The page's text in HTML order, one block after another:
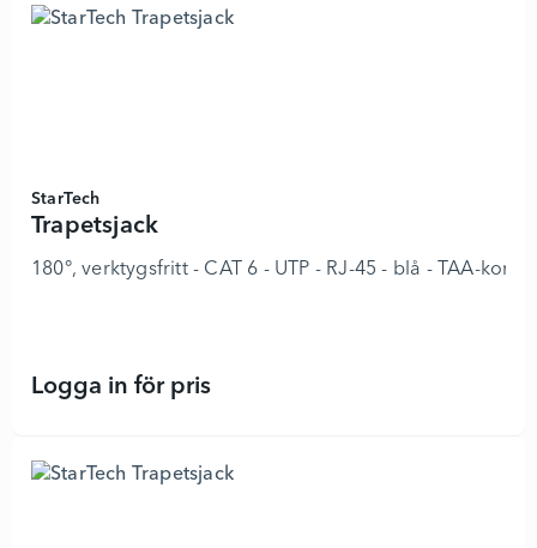
StarTech
Trapetsjack
180°, verktygsfritt - CAT 6 - UTP - RJ-45 - blå - TAA-
Logga in för prisTrapetsjack - 8978265 - Lägg i